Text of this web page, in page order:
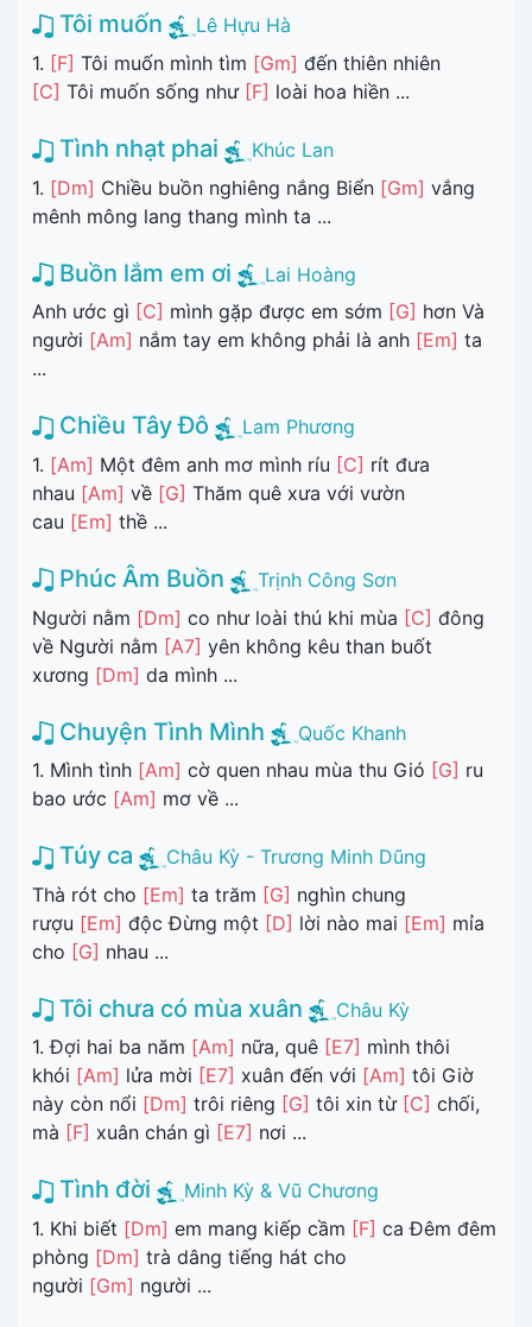
Tôi muốn
Lê Hựu Hà
1. [F] Tôi muốn mình tìm [Gm] đến thiên nhiên
[C] Tôi muốn sống như [F] loài hoa hiền ...
Tình nhạt phai
Khúc Lan
1. [Dm] Chiều buồn nghiêng nắng Biển [Gm] vắng
mênh mông lang thang mình ta ...
Buồn lắm em ơi
Lai Hoàng
Anh ước gì [C] mình gặp được em sớm [G] hơn Và
người [Am] nắm tay em không phải là anh [Em] ta
...
Chiều Tây Đô
Lam Phương
1. [Am] Một đêm anh mơ mình ríu [C] rít đưa
nhau [Am] về [G] Thăm quê xưa với vườn
cau [Em] thề ...
Phúc Âm Buồn
Trịnh Công Sơn
Người nằm [Dm] co như loài thú khi mùa [C] đông
về Người nằm [A7] yên không kêu than buốt
xương [Dm] da mình ...
Chuyện Tình Mình
Quốc Khanh
1. Mình tình [Am] cờ quen nhau mùa thu Gió [G] ru
bao ước [Am] mơ về ...
Túy ca
Châu Kỳ - Trương Minh Dũng
Thà rót cho [Em] ta trăm [G] nghìn chung
rượu [Em] độc Đừng một [D] lời nào mai [Em] mỉa
cho [G] nhau ...
Tôi chưa có mùa xuân
Châu Kỳ
1. Đợi hai ba năm [Am] nữa, quê [E7] mình thôi
khói [Am] lửa mời [E7] xuân đến với [Am] tôi Giờ
này còn nổi [Dm] trôi riêng [G] tôi xin từ [C] chối,
mà [F] xuân chán gì [E7] nơi ...
Tình đời
Minh Kỳ & Vũ Chương
1. Khi biết [Dm] em mang kiếp cầm [F] ca Đêm đêm
phòng [Dm] trà dâng tiếng hát cho
người [Gm] người ...